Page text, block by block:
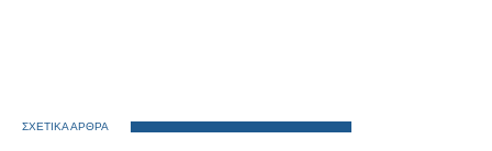
ΣΧΕΤΙΚΑ ΑΡΘΡΑ